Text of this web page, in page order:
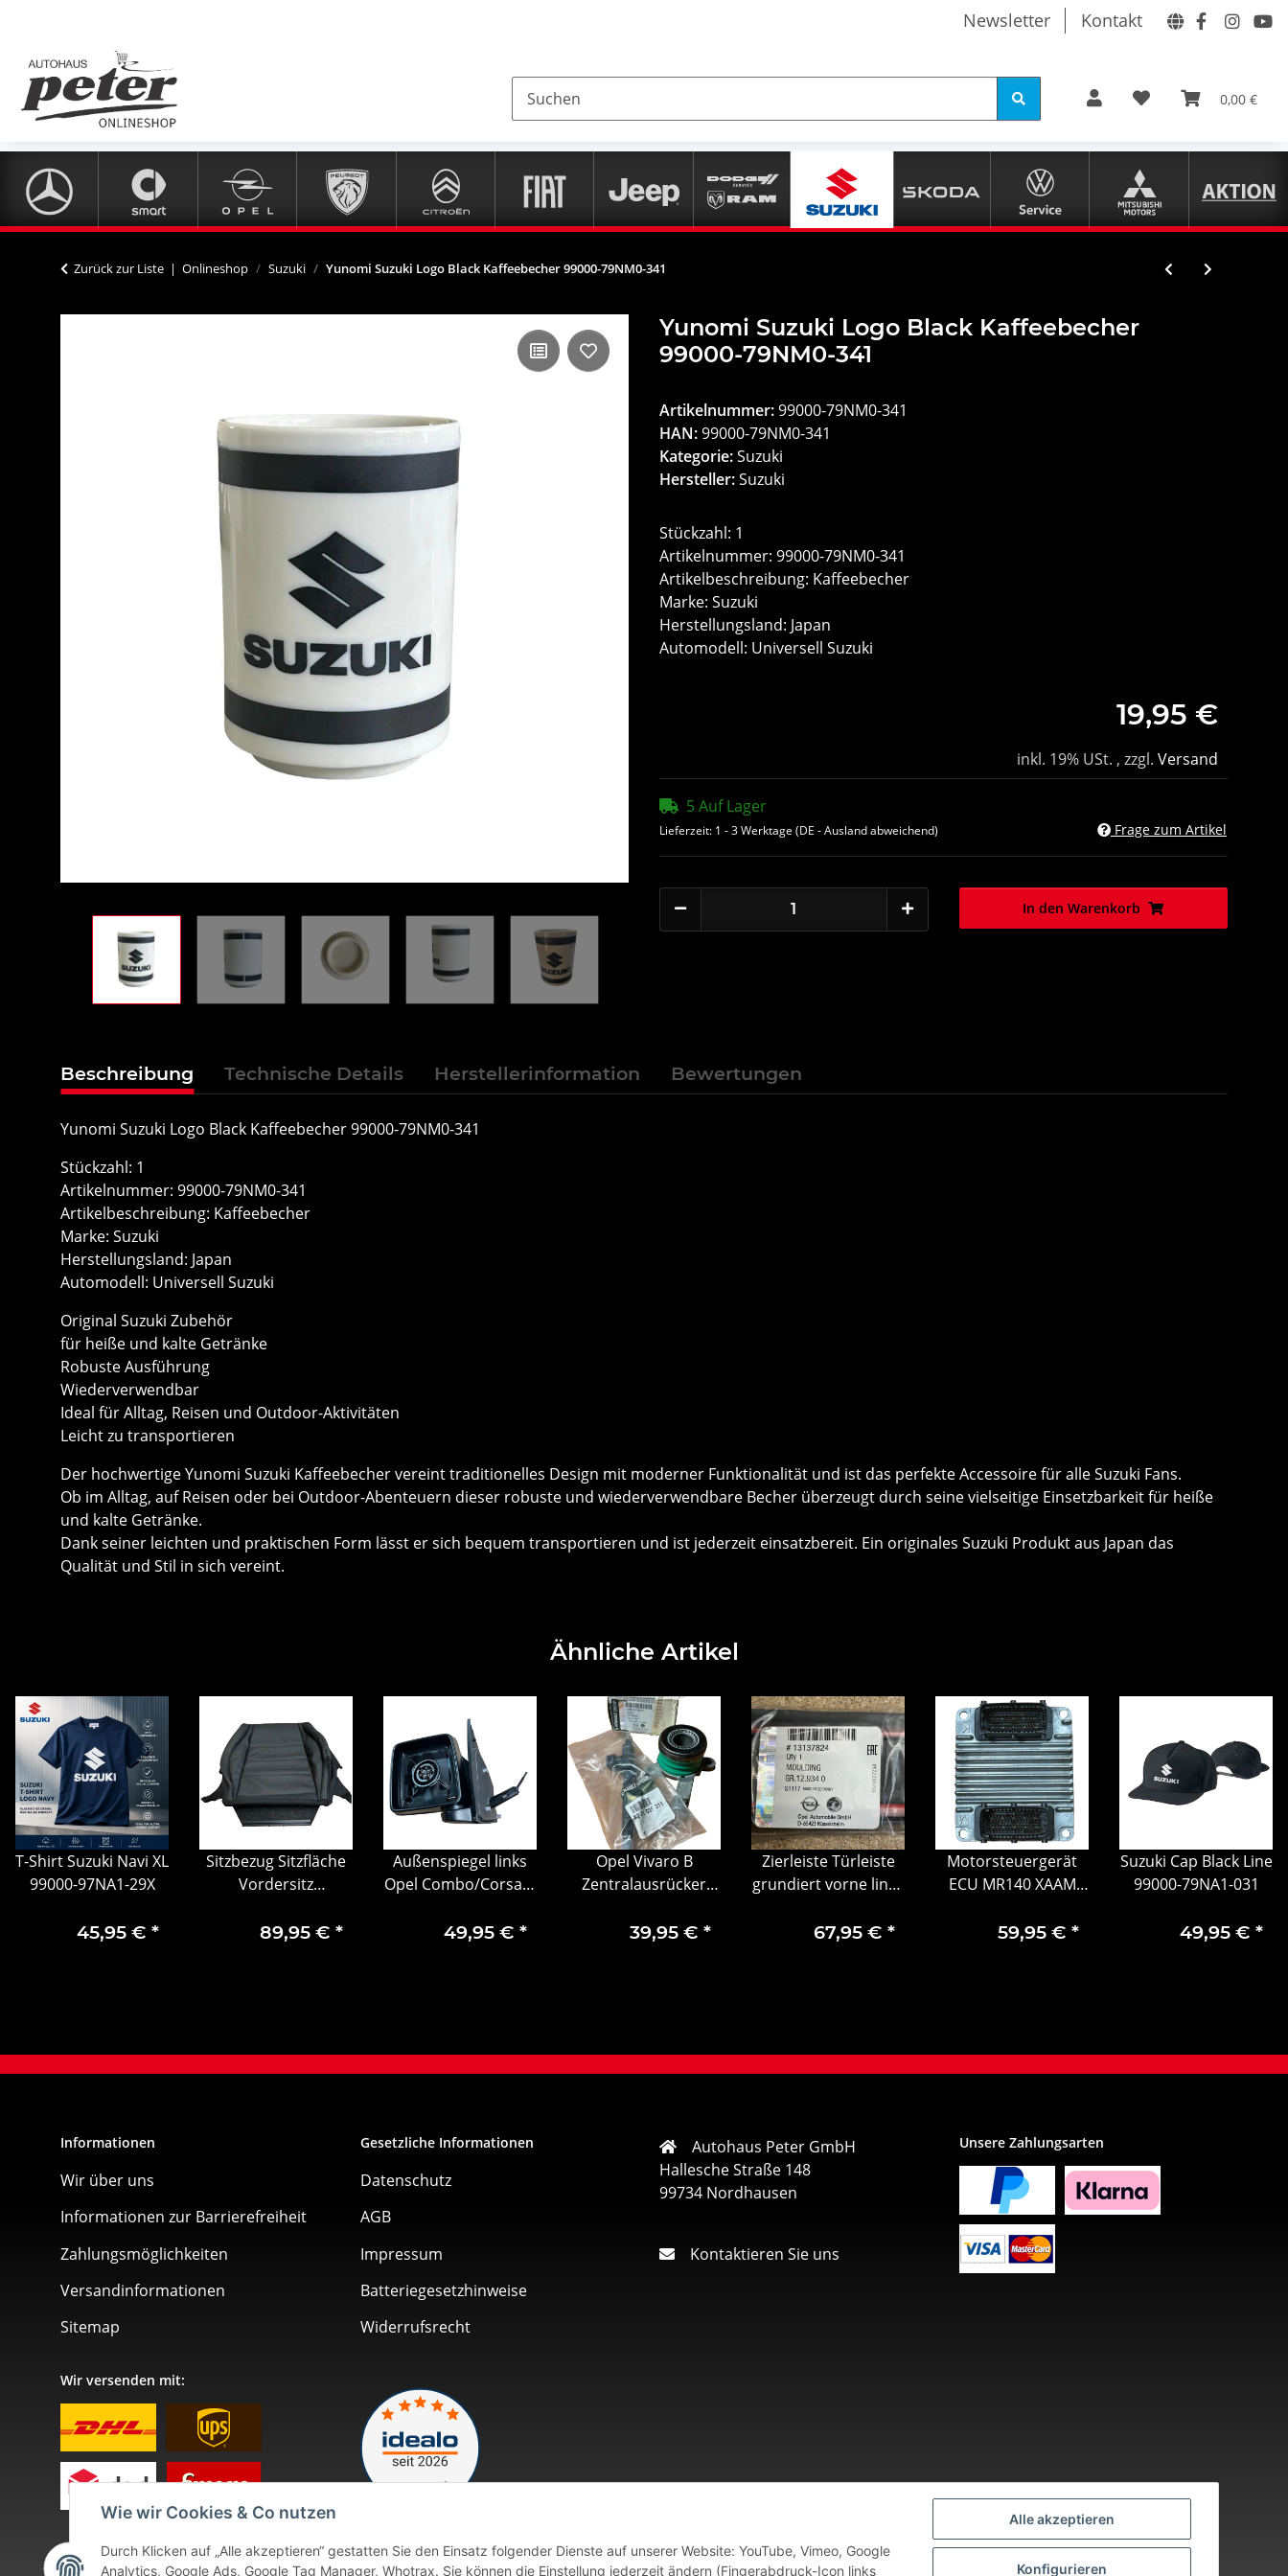
Alle akzeptieren
Konfigurieren
Wie wir Cookies & Co nutzen
Durch Klicken auf „Alle akzeptieren“ gestatten Sie den Einsatz folgender Dienste auf unserer Website: YouTube, Vimeo, Google
Analytics, Google Ads, Google Tag Manager, Whotrax. Sie können die Einstellung jederzeit ändern (Fingerabdruck-Icon links
Newsletter Kontakt
0,00 €
Zurück zur Liste Onlineshop Suzuki Yunomi Suzuki Logo Black Kaffeebecher 99000-79NM0-341
Yunomi Suzuki Logo Black Kaffeebecher
99000-79NM0-341
Artikelnummer:99000-79NM0-341
HAN:99000-79NM0-341
Kategorie:Suzuki
Hersteller:Suzuki
Stückzahl: 1
Artikelnummer: 99000-79NM0-341
Artikelbeschreibung: Kaffeebecher
Marke: Suzuki
Herstellungsland: Japan
Automodell: Universell Suzuki
19,95 €
inkl. 19% USt. , zzgl. Versand
5 Auf Lager
Lieferzeit: 1 - 3 Werktage (DE - Ausland abweichend) Frage zum Artikel
In den Warenkorb
Beschreibung Technische Details Herstellerinformation Bewertungen
Yunomi Suzuki Logo Black Kaffeebecher 99000-79NM0-341
Stückzahl: 1
Artikelnummer: 99000-79NM0-341
Artikelbeschreibung: Kaffeebecher
Marke: Suzuki
Herstellungsland: Japan
Automodell: Universell Suzuki
Original Suzuki Zubehör
für heiße und kalte Getränke
Robuste Ausführung
Wiederverwendbar
Ideal für Alltag, Reisen und Outdoor-Aktivitäten
Leicht zu transportieren
Der hochwertige Yunomi Suzuki Kaffeebecher vereint traditionelles Design mit moderner Funktionalität und ist das perfekte Accessoire für alle Suzuki Fans.
Ob im Alltag, auf Reisen oder bei Outdoor-Abenteuern dieser robuste und wiederverwendbare Becher überzeugt durch seine vielseitige Einsetzbarkeit für heiße
und kalte Getränke.
Dank seiner leichten und praktischen Form lässt er sich bequem transportieren und ist jederzeit einsatzbereit. Ein originales Suzuki Produkt aus Japan das
Qualität und Stil in sich vereint.
Ähnliche Artikel
T-Shirt Suzuki Navi XL
99000-97NA1-29X
45,95 € *
Sitzbezug Sitzfläche
Vordersitz
X204 08 -15
89,95 € *
Außenspiegel links
Opel Combo/Corsa C
49,95 € *
Opel Vivaro B
Zentralausrücker
93198874
39,95 € *
Zierleiste Türleiste
grundiert vorne links
13137824
67,95 € *
Motorsteuergerät
ECU MR140 XAAM
12211659
59,95 € *
Suzuki Cap Black Line
99000-79NA1-031
49,95 € *
Informationen
Wir über uns
Informationen zur Barrierefreiheit
Zahlungsmöglichkeiten
Versandinformationen
Sitemap
Gesetzliche Informationen
Datenschutz
AGB
Impressum
Batteriegesetzhinweise
Widerrufsrecht
Autohaus Peter GmbH
Hallesche Straße 148
99734 Nordhausen
Kontaktieren Sie uns
Unsere Zahlungsarten
Wir versenden mit:
Vertrag widerrufen